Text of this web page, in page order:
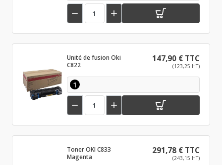
 
Unité de fusion Oki
C822
147,90 € TTC
(123,25 HT)
1
 
Toner OKI C833
Magenta
291,78 € TTC
(243,15 HT)